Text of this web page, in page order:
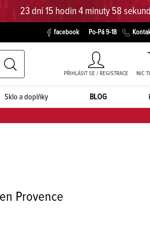
23 dní 15 hodin 4 minuty 58
facebook Po-Pá 9-18
PŘIHLÁSIT SE / REGISTRACE NIC
Sklo a doplňky BLOG
Provence